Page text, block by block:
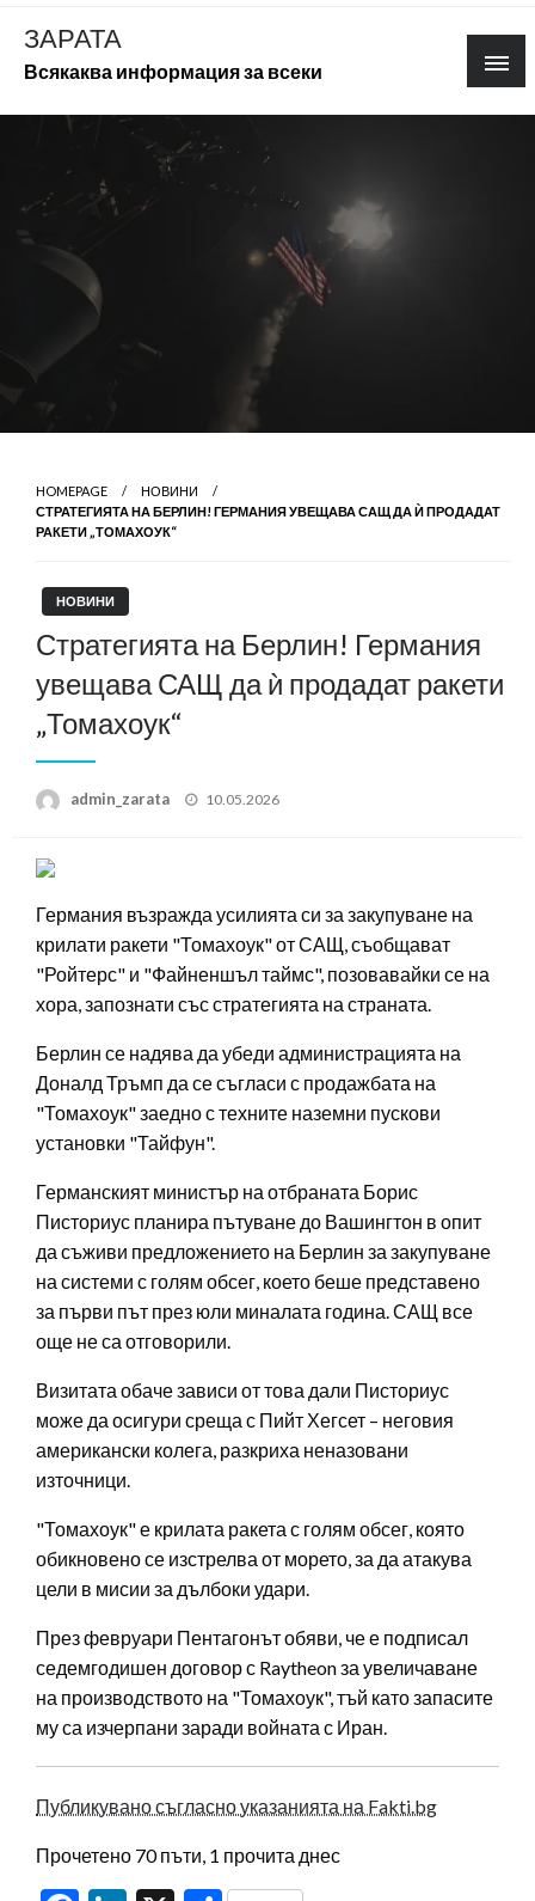
Skip
content
ЗАРАТА
Всякаква информация за всеки
HOMEPAGE
НОВИНИ
СТРАТЕГИЯТА НА БЕРЛИН! ГЕРМАНИЯ УВЕЩАВА САЩ ДА Ѝ ПРОДАДАТ
РАКЕТИ „ТОМАХОУК“
НОВИНИ
Стратегията на Берлин! Германия
увещава САЩ да ѝ продадат ракети
„Томахоук“
admin_zarata
Posted
10.05.2026
Германия възражда усилията си за закупуване на
крилати ракети "Томахоук" от САЩ, съобщават
"Ройтерс" и "Файненшъл таймс", позовавайки се на
хора, запознати със стратегията на страната.
Берлин се надява да убеди администрацията на
Доналд Тръмп да се съгласи с продажбата на
"Томахоук" заедно с техните наземни пускови
установки "Тайфун".
Германският министър на отбраната Борис
Писториус планира пътуване до Вашингтон в опит
да съживи предложението на Берлин за закупуване
на системи с голям обсег, което беше представено
за първи път през юли миналата година. САЩ все
още не са отговорили.
Визитата обаче зависи от това дали Писториус
може да осигури среща с Пийт Хегсет – неговия
американски колега, разкриха неназовани
източници.
"Томахоук" е крилата ракета с голям обсег, която
обикновено се изстрелва от морето, за да атакува
цели в мисии за дълбоки удари.
През февруари Пентагонът обяви, че е подписал
седемгодишен договор с Raytheon за увеличаване
на производството на "Томахоук", тъй като запасите
му са изчерпани заради войната с Иран.
Публикувано съгласно указанията на Fakti.bg
Прочетено 70 пъти, 1 прочита днес